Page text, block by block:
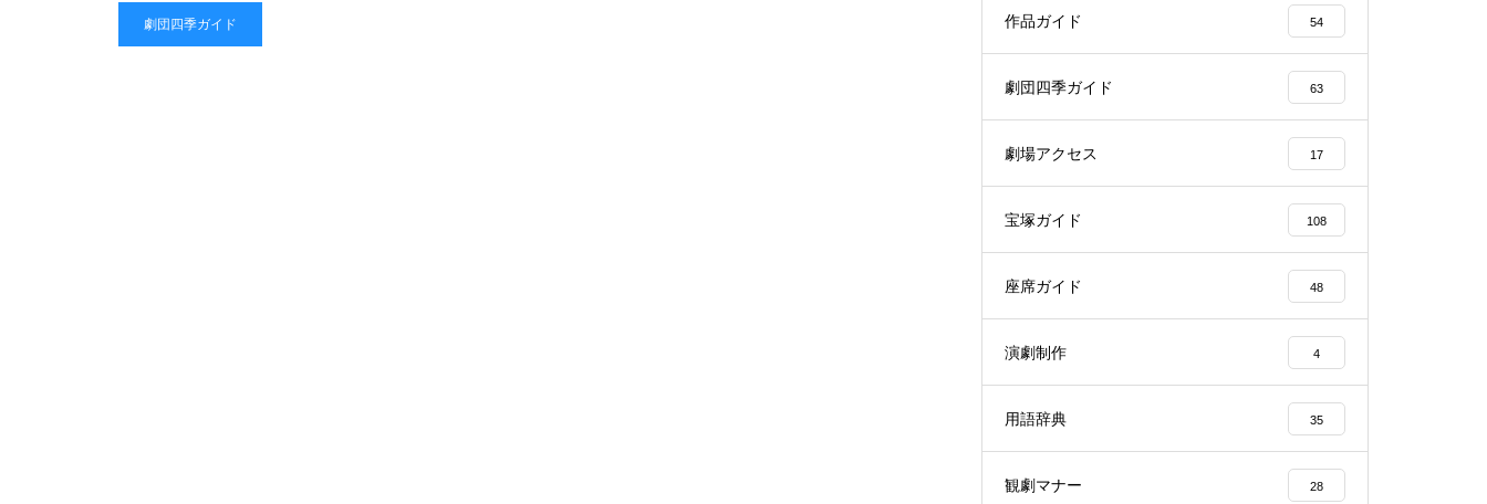
劇団四季ガイド 作品ガイド 54
劇団四季ガイド 63
劇場アクセス 17
宝塚ガイド 108
座席ガイド 48
演劇制作 4
用語辞典 35
観劇マナー 28